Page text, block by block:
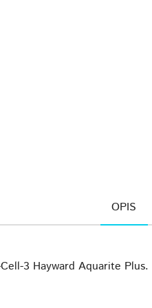
OPIS
3 Hayward Aquarite Plus.